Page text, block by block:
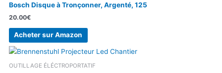
Bosch Disque à Tronçonner, Argenté, 125
20.00€
Acheter sur Amazon
OUTILLAGE ÉLÉCTROPORTATIF